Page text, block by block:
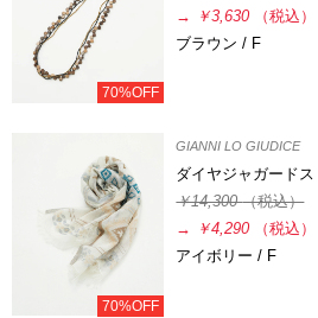
70%OFF
→
￥3,630
（税込）
ブラウン / F
70%OFF
GIANNI LO GIUDICE
ダイヤジャガード
￥14,300（税込）
→
￥4,290
（税込）
アイボリー / F